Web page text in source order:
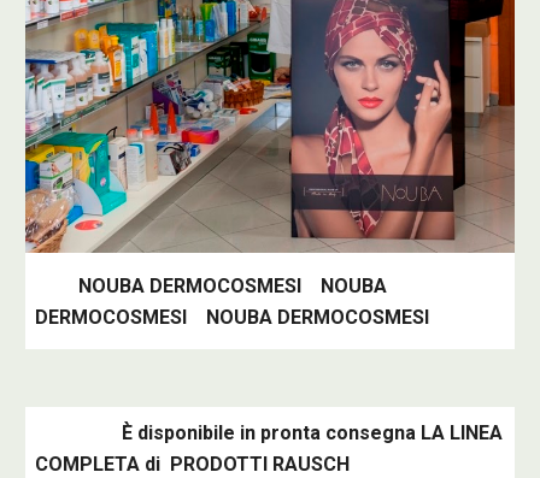
NOUBA DERMOCOSMESI NOUBA
DERMOCOSMESI NOUBA DERMOCOSMESI
È disponibile in pronta consegna LA LINEA
COMPLETA di PRODOTTI RAUSCH